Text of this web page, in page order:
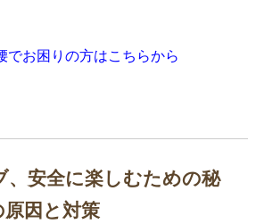
でお困りの方はこちらから
、安全に楽しむための秘
原因と対策